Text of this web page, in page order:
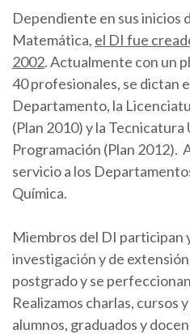
Dependiente en sus inicios
Matemática, el DI fue
2002. Actualmente con un
40 profesionales, se dictan
Departamento, la
(Plan 2010) y la
Programación (Plan 2012).
servicio a los
Química.
Miembros del DI participan
investigación y de
postgrado y se
Realizamos charlas, cursos
alumnos, graduados y